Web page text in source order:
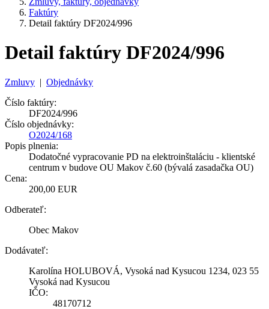
Faktúry
Detail faktúry DF2024/996
Detail faktúry DF2024/996
Zmluvy | Objednávky
Číslo faktúry:
DF2024/996
Číslo objednávky:
O2024/168
Popis plnenia:
Dodatočné vypracovanie PD na elektroinštaláciu - klientské
centrum v budove OU Makov č.60 (bývalá zasadačka OU)
Cena:
200,00 EUR
Odberateľ:
Obec Makov
Dodávateľ:
Karolína HOLUBOVÁ, Vysoká nad Kysucou 1234, 023 55
Vysoká nad Kysucou
IČO:
48170712